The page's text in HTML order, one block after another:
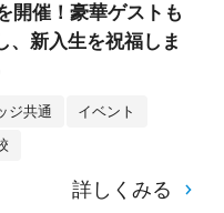
開催！豪華ゲストも
、新入生を祝福しま
ジ共通 イベント
詳しくみる